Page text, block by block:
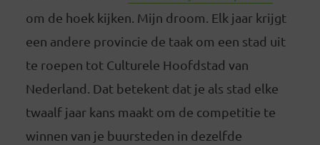
om de hoek kijken. Mijn droom. Elk jaar krijgt
een andere provincie de taak om een stad uit
te roepen tot Culturele Hoofdstad van
Nederland. Dat betekent dat je als stad elke
twaalf jaar kans maakt om de competitie te
winnen van je buursteden in dezelfde